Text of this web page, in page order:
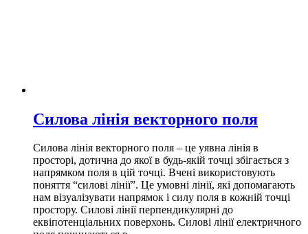
Силова лінія векторного поля
Силова лінія векторного поля – це уявна лінія в
просторі, дотична до якої в будь-якій точці збігається з
напрямком поля в цій точці. Вчені використовують
поняття “силові лінії”. Це умовні лінії, які допомагають
нам візуалізувати напрямок і силу поля в кожній точці
простору. Силові лінії перпендикулярні до
еквіпотенціальних поверхонь. Силові лінії електричного